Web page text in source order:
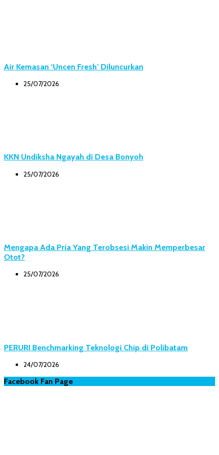
Air Kemasan ‘Uncen Fresh’ Diluncurkan
25/07/2026
KKN Undiksha Ngayah di Desa Bonyoh
25/07/2026
Mengapa Ada Pria Yang Terobsesi Makin Memperbesar
Otot?
25/07/2026
PERURI Benchmarking Teknologi Chip di Polibatam
24/07/2026
Facebook Fan Page